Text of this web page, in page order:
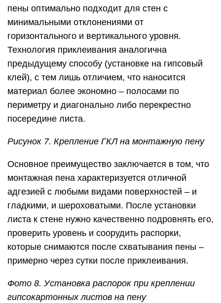
пены оптимально подходит для стен с
минимальными отклонениями от
горизонтального и вертикального уровня.
Технология приклеивания аналогична
предыдущему способу (установке на гипсовый
клей), с тем лишь отличием, что наносится
материал более экономно – полосами по
периметру и диагонально либо перекрестно
посередине листа.
Рисунок 7. Крепление ГКЛ на монтажную пену
Основное преимущество заключается в том, что
монтажная пена характеризуется отличной
адгезией с любыми видами поверхностей – и
гладкими, и шероховатыми. После установки
листа к стене нужно качественно подровнять его,
проверить уровень и соорудить распорки,
которые снимаются после схватывания пены –
примерно через сутки после приклеивания.
Фото 8. Установка распорок при креплении
гипсокартонных листов на пену